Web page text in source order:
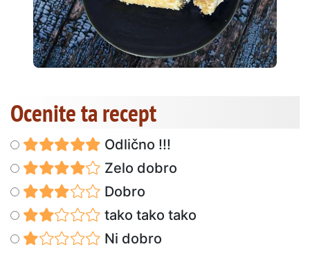
Ocenite ta recept
Odlično !!!
Zelo dobro
Dobro
tako tako tako
Ni dobro